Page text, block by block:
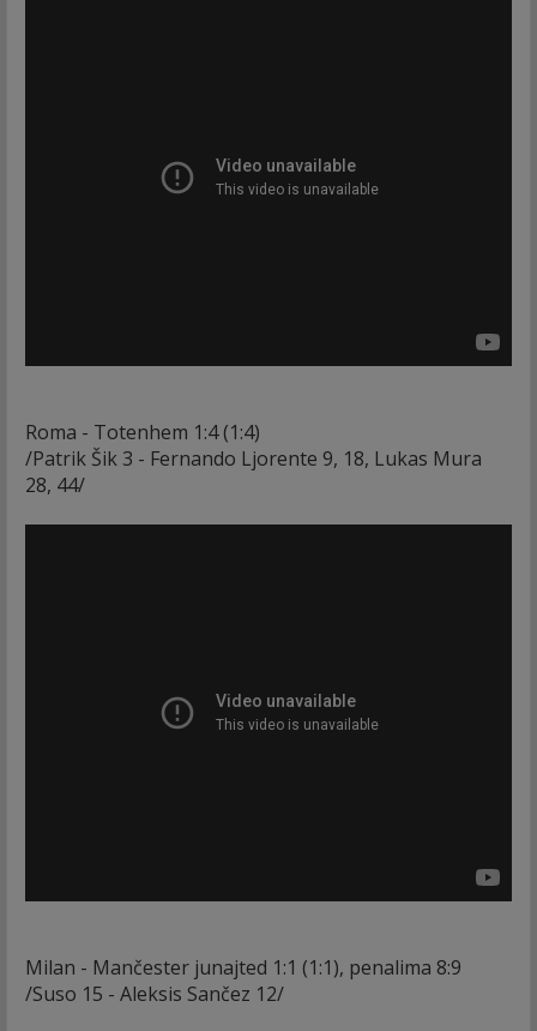
Roma - Totenhem 1:4 (1:4)
/Patrik Šik 3 - Fernando Ljorente 9, 18, Lukas Mura
28, 44/
Milan - Mančester junajted 1:1 (1:1), penalima 8:9
/Suso 15 - Aleksis Sančez 12/